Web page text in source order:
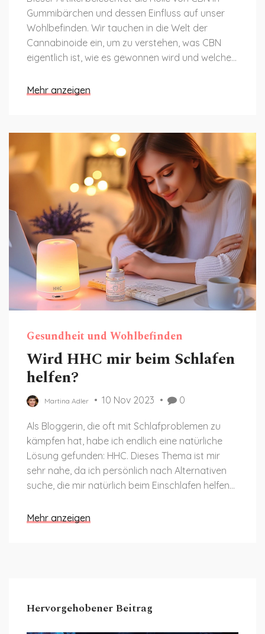
Gummibärchen und dessen Einfluss auf unser
Wohlbefinden. Wir tauchen in die Welt der
Cannabinoide ein, um zu verstehen, was CBN
eigentlich ist, wie es gewonnen wird und welche
hinaus werden wir auch darauf eingehen, wie
Mehr anzeigen
Gesundheit und Wohlbefinden
Wird HHC mir beim Schlafen
helfen?
Martina Adler 10 Nov 2023 0
Als Bloggerin, die oft mit Schlafproblemen zu
kämpfen hat, habe ich endlich eine natürliche
Lösung gefunden: HHC. Dieses Thema ist mir
sehr nahe, da ich persönlich nach Alternativen
suche, die mir natürlich beim Einschlafen helfen
Erfahrungen mit HHC teilen und wie es mir hilft,
Mehr anzeigen
Hervorgehobener Beitrag